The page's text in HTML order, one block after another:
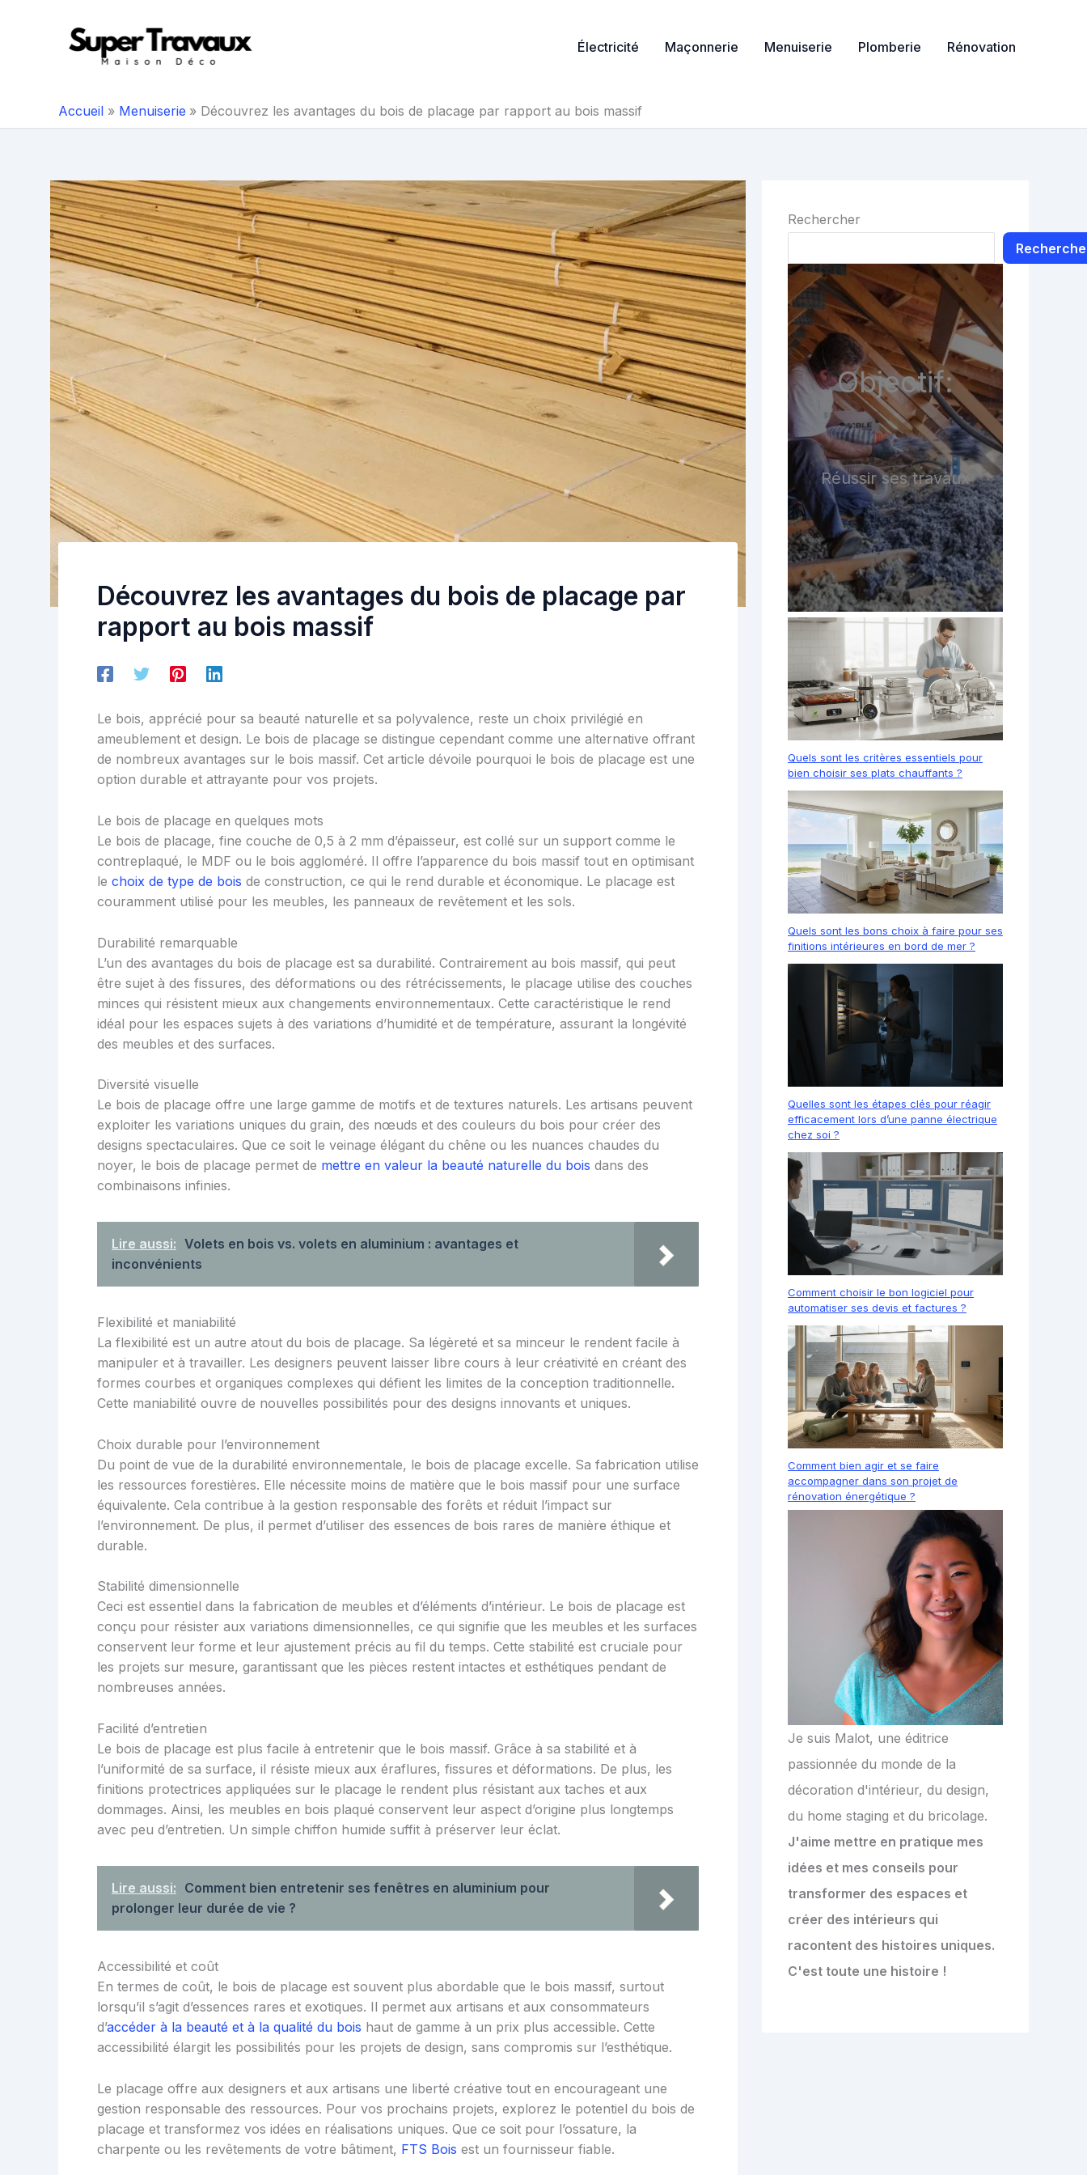
Électricité Maçonnerie Menuiserie Plomberie Rénovation
Accueil Menuiserie Découvrez les avantages du bois de placage par rapport au bois massif
Découvrez les avantages du bois de placage par
rapport au bois massif
Le bois, apprécié pour sa beauté naturelle et sa polyvalence, reste un choix privilégié en
ameublement et design. Le bois de placage se distingue cependant comme une alternative offrant
de nombreux avantages sur le bois massif. Cet article dévoile pourquoi le bois de placage est une
option durable et attrayante pour vos projets.
Le bois de placage en quelques mots
Le bois de placage, fine couche de 0,5 à 2 mm d’épaisseur, est collé sur un support comme le
contreplaqué, le MDF ou le bois aggloméré. Il offre l’apparence du bois massif tout en optimisant
le choix de type de bois de construction, ce qui le rend durable et économique. Le placage est
couramment utilisé pour les meubles, les panneaux de revêtement et les sols.
Durabilité remarquable
L’un des avantages du bois de placage est sa durabilité. Contrairement au bois massif, qui peut
être sujet à des fissures, des déformations ou des rétrécissements, le placage utilise des couches
minces qui résistent mieux aux changements environnementaux. Cette caractéristique le rend
idéal pour les espaces sujets à des variations d’humidité et de température, assurant la longévité
des meubles et des surfaces.
Diversité visuelle
Le bois de placage offre une large gamme de motifs et de textures naturels. Les artisans peuvent
exploiter les variations uniques du grain, des nœuds et des couleurs du bois pour créer des
designs spectaculaires. Que ce soit le veinage élégant du chêne ou les nuances chaudes du
noyer, le bois de placage permet de mettre en valeur la beauté naturelle du bois dans des
combinaisons infinies.
Lire aussi: Volets en bois vs. volets en aluminium : avantages et
inconvénients
Flexibilité et maniabilité
La flexibilité est un autre atout du bois de placage. Sa légèreté et sa minceur le rendent facile à
manipuler et à travailler. Les designers peuvent laisser libre cours à leur créativité en créant des
formes courbes et organiques complexes qui défient les limites de la conception traditionnelle.
Cette maniabilité ouvre de nouvelles possibilités pour des designs innovants et uniques.
Choix durable pour l’environnement
Du point de vue de la durabilité environnementale, le bois de placage excelle. Sa fabrication utilise
les ressources forestières. Elle nécessite moins de matière que le bois massif pour une surface
équivalente. Cela contribue à la gestion responsable des forêts et réduit l’impact sur
l’environnement. De plus, il permet d’utiliser des essences de bois rares de manière éthique et
durable.
Stabilité dimensionnelle
Ceci est essentiel dans la fabrication de meubles et d’éléments d’intérieur. Le bois de placage est
conçu pour résister aux variations dimensionnelles, ce qui signifie que les meubles et les surfaces
conservent leur forme et leur ajustement précis au fil du temps. Cette stabilité est cruciale pour
les projets sur mesure, garantissant que les pièces restent intactes et esthétiques pendant de
nombreuses années.
Facilité d’entretien
Le bois de placage est plus facile à entretenir que le bois massif. Grâce à sa stabilité et à
l’uniformité de sa surface, il résiste mieux aux éraflures, fissures et déformations. De plus, les
finitions protectrices appliquées sur le placage le rendent plus résistant aux taches et aux
dommages. Ainsi, les meubles en bois plaqué conservent leur aspect d’origine plus longtemps
avec peu d’entretien. Un simple chiffon humide suffit à préserver leur éclat.
Lire aussi: Comment bien entretenir ses fenêtres en aluminium pour
prolonger leur durée de vie ?
Accessibilité et coût
En termes de coût, le bois de placage est souvent plus abordable que le bois massif, surtout
lorsqu’il s’agit d’essences rares et exotiques. Il permet aux artisans et aux consommateurs
d’accéder à la beauté et à la qualité du bois haut de gamme à un prix plus accessible. Cette
accessibilité élargit les possibilités pour les projets de design, sans compromis sur l’esthétique.
Le placage offre aux designers et aux artisans une liberté créative tout en encourageant une
gestion responsable des ressources. Pour vos prochains projets, explorez le potentiel du bois de
placage et transformez vos idées en réalisations uniques. Que ce soit pour l’ossature, la
charpente ou les revêtements de votre bâtiment, FTS Bois est un fournisseur fiable.
Rechercher
Objectif:
Réussir ses travaux
Quels sont les critères essentiels pour
bien choisir ses plats chauffants ?
Quels sont les bons choix à faire pour ses
finitions intérieures en bord de mer ?
Quelles sont les étapes clés pour réagir
efficacement lors d’une panne électrique
chez soi ?
Comment choisir le bon logiciel pour
automatiser ses devis et factures ?
Comment bien agir et se faire
accompagner dans son projet de
rénovation énergétique ?
Je suis Malot, une éditrice
passionnée du monde de la
décoration d'intérieur, du design,
du home staging et du bricolage.
J'aime mettre en pratique mes
idées et mes conseils pour
transformer des espaces et
créer des intérieurs qui
racontent des histoires uniques.
C'est toute une histoire !